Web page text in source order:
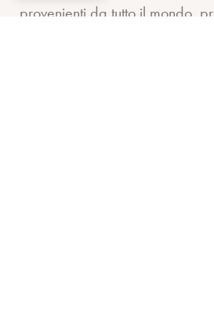
provenienti da tutto il mondo,